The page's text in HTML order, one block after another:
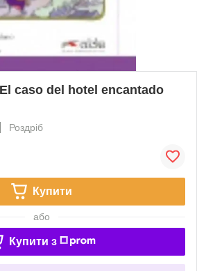
caso del hotel encantado
Роздріб
Купити
або
Купити з